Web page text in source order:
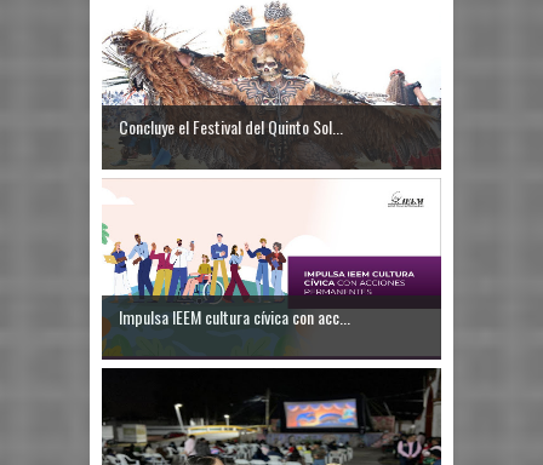
Concluye el Festival del Quinto Sol...
Impulsa IEEM cultura cívica con acc...